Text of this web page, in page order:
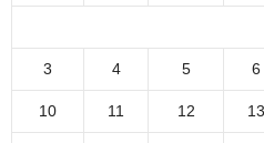
3 4 5 6
10 11 12 13